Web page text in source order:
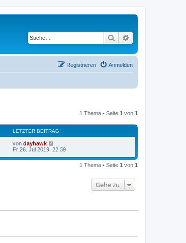
Suche
Anmelden
Registrieren
1 Thema • Seite 1 von 1
LETZTER BEITRAG
von dayhawk
Fr 26. Jul 2019, 22:39
1 Thema • Seite 1 von 1
Gehe zu